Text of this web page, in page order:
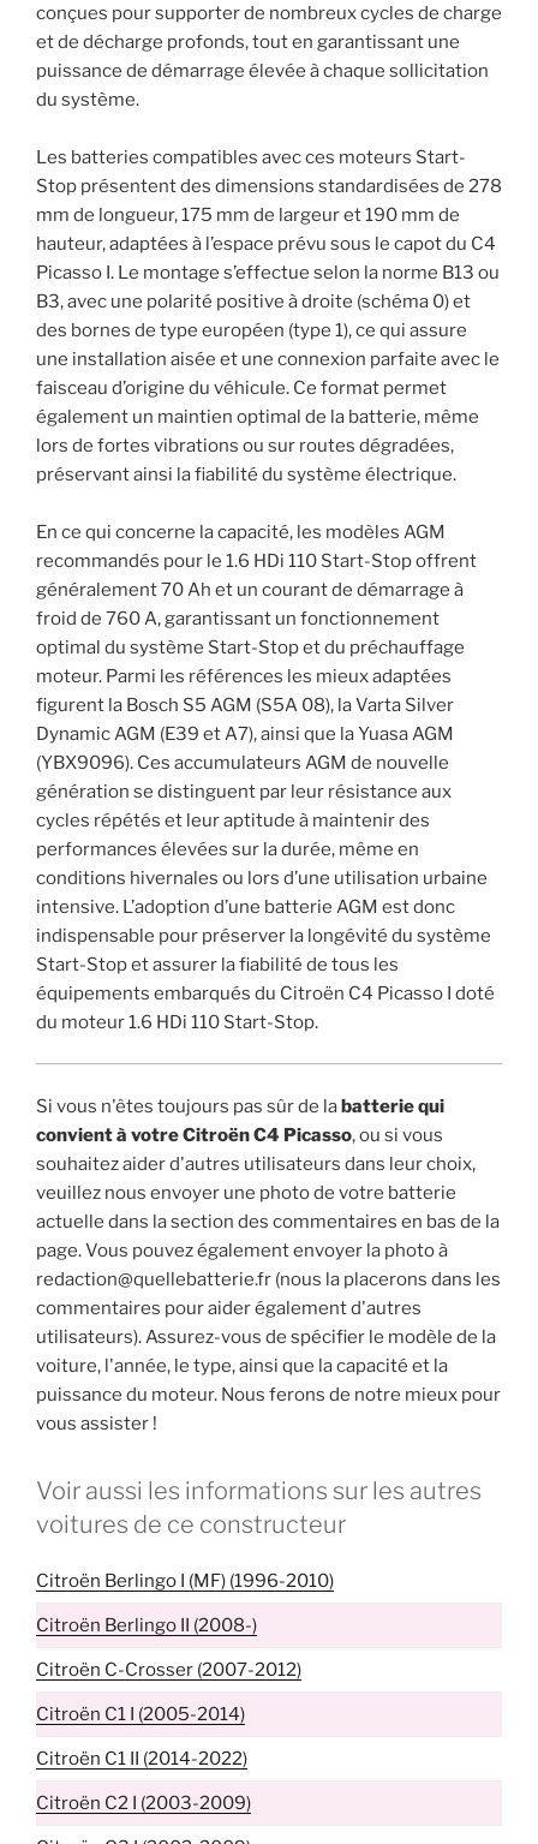
conçues pour supporter de nombreux cycles de charge
et de décharge profonds, tout en garantissant une
puissance de démarrage élevée à chaque sollicitation
du système.
Les batteries compatibles avec ces moteurs Start-
Stop présentent des dimensions standardisées de 278
mm de longueur, 175 mm de largeur et 190 mm de
hauteur, adaptées à l’espace prévu sous le capot du C4
Picasso I. Le montage s’effectue selon la norme B13 ou
B3, avec une polarité positive à droite (schéma 0) et
des bornes de type européen (type 1), ce qui assure
une installation aisée et une connexion parfaite avec le
faisceau d’origine du véhicule. Ce format permet
également un maintien optimal de la batterie, même
lors de fortes vibrations ou sur routes dégradées,
préservant ainsi la fiabilité du système électrique.
En ce qui concerne la capacité, les modèles AGM
recommandés pour le 1.6 HDi 110 Start-Stop offrent
généralement 70 Ah et un courant de démarrage à
froid de 760 A, garantissant un fonctionnement
optimal du système Start-Stop et du préchauffage
moteur. Parmi les références les mieux adaptées
figurent la Bosch S5 AGM (S5A 08), la Varta Silver
Dynamic AGM (E39 et A7), ainsi que la Yuasa AGM
(YBX9096). Ces accumulateurs AGM de nouvelle
génération se distinguent par leur résistance aux
cycles répétés et leur aptitude à maintenir des
performances élevées sur la durée, même en
conditions hivernales ou lors d’une utilisation urbaine
intensive. L’adoption d’une batterie AGM est donc
indispensable pour préserver la longévité du système
Start-Stop et assurer la fiabilité de tous les
équipements embarqués du Citroën C4 Picasso I doté
du moteur 1.6 HDi 110 Start-Stop.
Si vous n'êtes toujours pas sûr de labatterie qui
convient à votre Citroën C4 Picasso, ou si vous
souhaitez aider d'autres utilisateurs dans leur choix,
veuillez nous envoyer une photo de votre batterie
actuelle dans la section des commentaires en bas de la
page. Vous pouvez également envoyer la photo à
redaction@quellebatterie.fr (nous la placerons dans les
commentaires pour aider également d'autres
utilisateurs). Assurez-vous de spécifier le modèle de la
voiture, l'année, le type, ainsi que la capacité et la
puissance du moteur. Nous ferons de notre mieux pour
vous assister !
Voir aussi les informations sur les autres
voitures de ce constructeur
Citroën Berlingo I (MF) (1996-2010)
Citroën Berlingo II (2008-)
Citroën C-Crosser (2007-2012)
Citroën C1 I (2005-2014)
Citroën C1 II (2014-2022)
Citroën C2 I (2003-2009)